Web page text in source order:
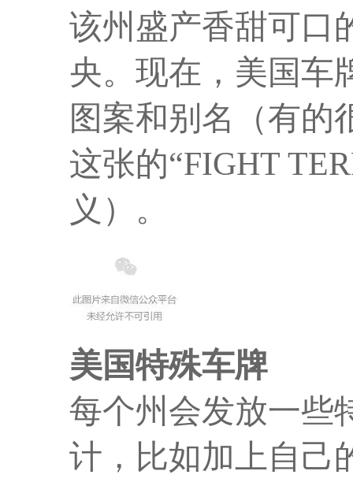
该州盛产香甜可口
央。现在，美国车
图案和别名（有的
这张的“FIGHT
义）。
美国特殊车牌
每个州会发放一些
计，比如加上自己